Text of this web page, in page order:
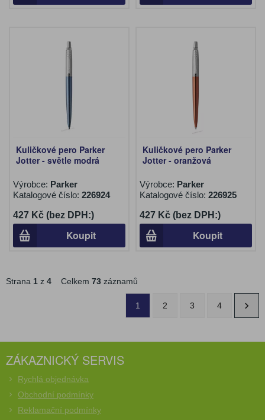
Kuličkové pero Parker
Jotter - světle modrá
Výrobce: Parker
Katalogové číslo: 226924
427 Kč (bez DPH:)
Koupit
Kuličkové pero Parker
Jotter - oranžová
Výrobce: Parker
Katalogové číslo: 226925
427 Kč (bez DPH:)
Koupit
Strana 1 z 4 Celkem 73 záznamů
1 2 3 4
ZÁKAZNICKÝ SERVIS
Rychlá objednávka
Obchodní podmínky
Reklamační podmínky